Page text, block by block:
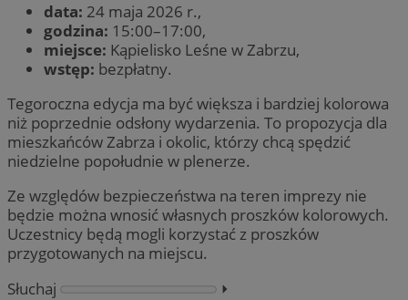
data: 24 maja 2026 r.,
godzina: 15:00–17:00,
miejsce: Kąpielisko Leśne w Zabrzu,
wstęp: bezpłatny.
Tegoroczna edycja ma być większa i bardziej kolorowa
niż poprzednie odsłony wydarzenia. To propozycja dla
mieszkańców Zabrza i okolic, którzy chcą spędzić
niedzielne popołudnie w plenerze.
Ze względów bezpieczeństwa na teren imprezy nie
będzie można wnosić własnych proszków kolorowych.
Uczestnicy będą mogli korzystać z proszków
przygotowanych na miejscu.
Słuchaj
⏵︎